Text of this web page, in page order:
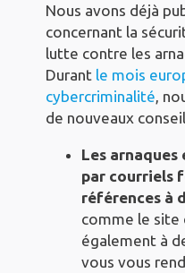
Nous avons déjà
concernant la
lutte contre les
Durant le mois
cybercriminalité ,
de nouveaux
Les arnaques
par courriels
références à
comme le site
également à
vous vous